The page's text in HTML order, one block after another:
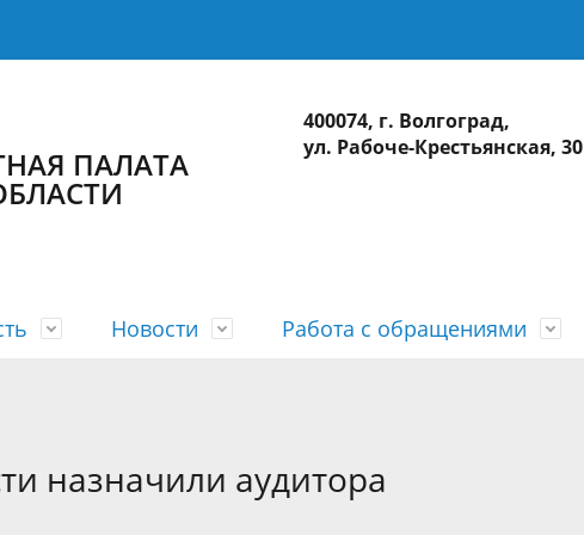
ПАЛАТА
400074, г. Волгоград,
ул. Рабоче-Крестьянская, 30
системы
Новости Работа с обращениями
назначили аудитора